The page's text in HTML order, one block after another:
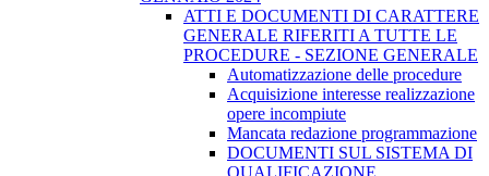
ATTI E DOCUMENTI DI CARATTERE
GENERALE RIFERITI A TUTTE LE
PROCEDURE - SEZIONE GENERALE
Automatizzazione delle procedure
Acquisizione interesse realizzazione
opere incompiute
Mancata redazione programmazione
DOCUMENTI SUL SISTEMA DI
QUALIFICAZIONE